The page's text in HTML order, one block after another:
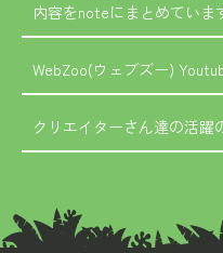
内容をnoteにまとめていま
WebZoo(ウェブズー)
クリエイターさん達の活躍